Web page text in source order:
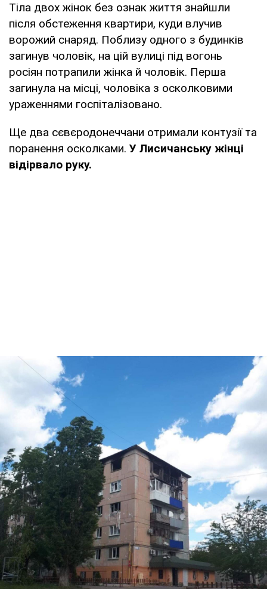
Тіла двох жінок без ознак життя знайшли
після обстеження квартири, куди влучив
ворожий снаряд. Поблизу одного з будинків
загинув чоловік, на цій вулиці під вогонь
росіян потрапили жінка й чоловік. Перша
загинула на місці, чоловіка з осколковими
ураженнями госпіталізовано.
Ще два сєвєродонеччани отримали контузії та
поранення осколками. У Лисичанську жінці
відірвало руку.